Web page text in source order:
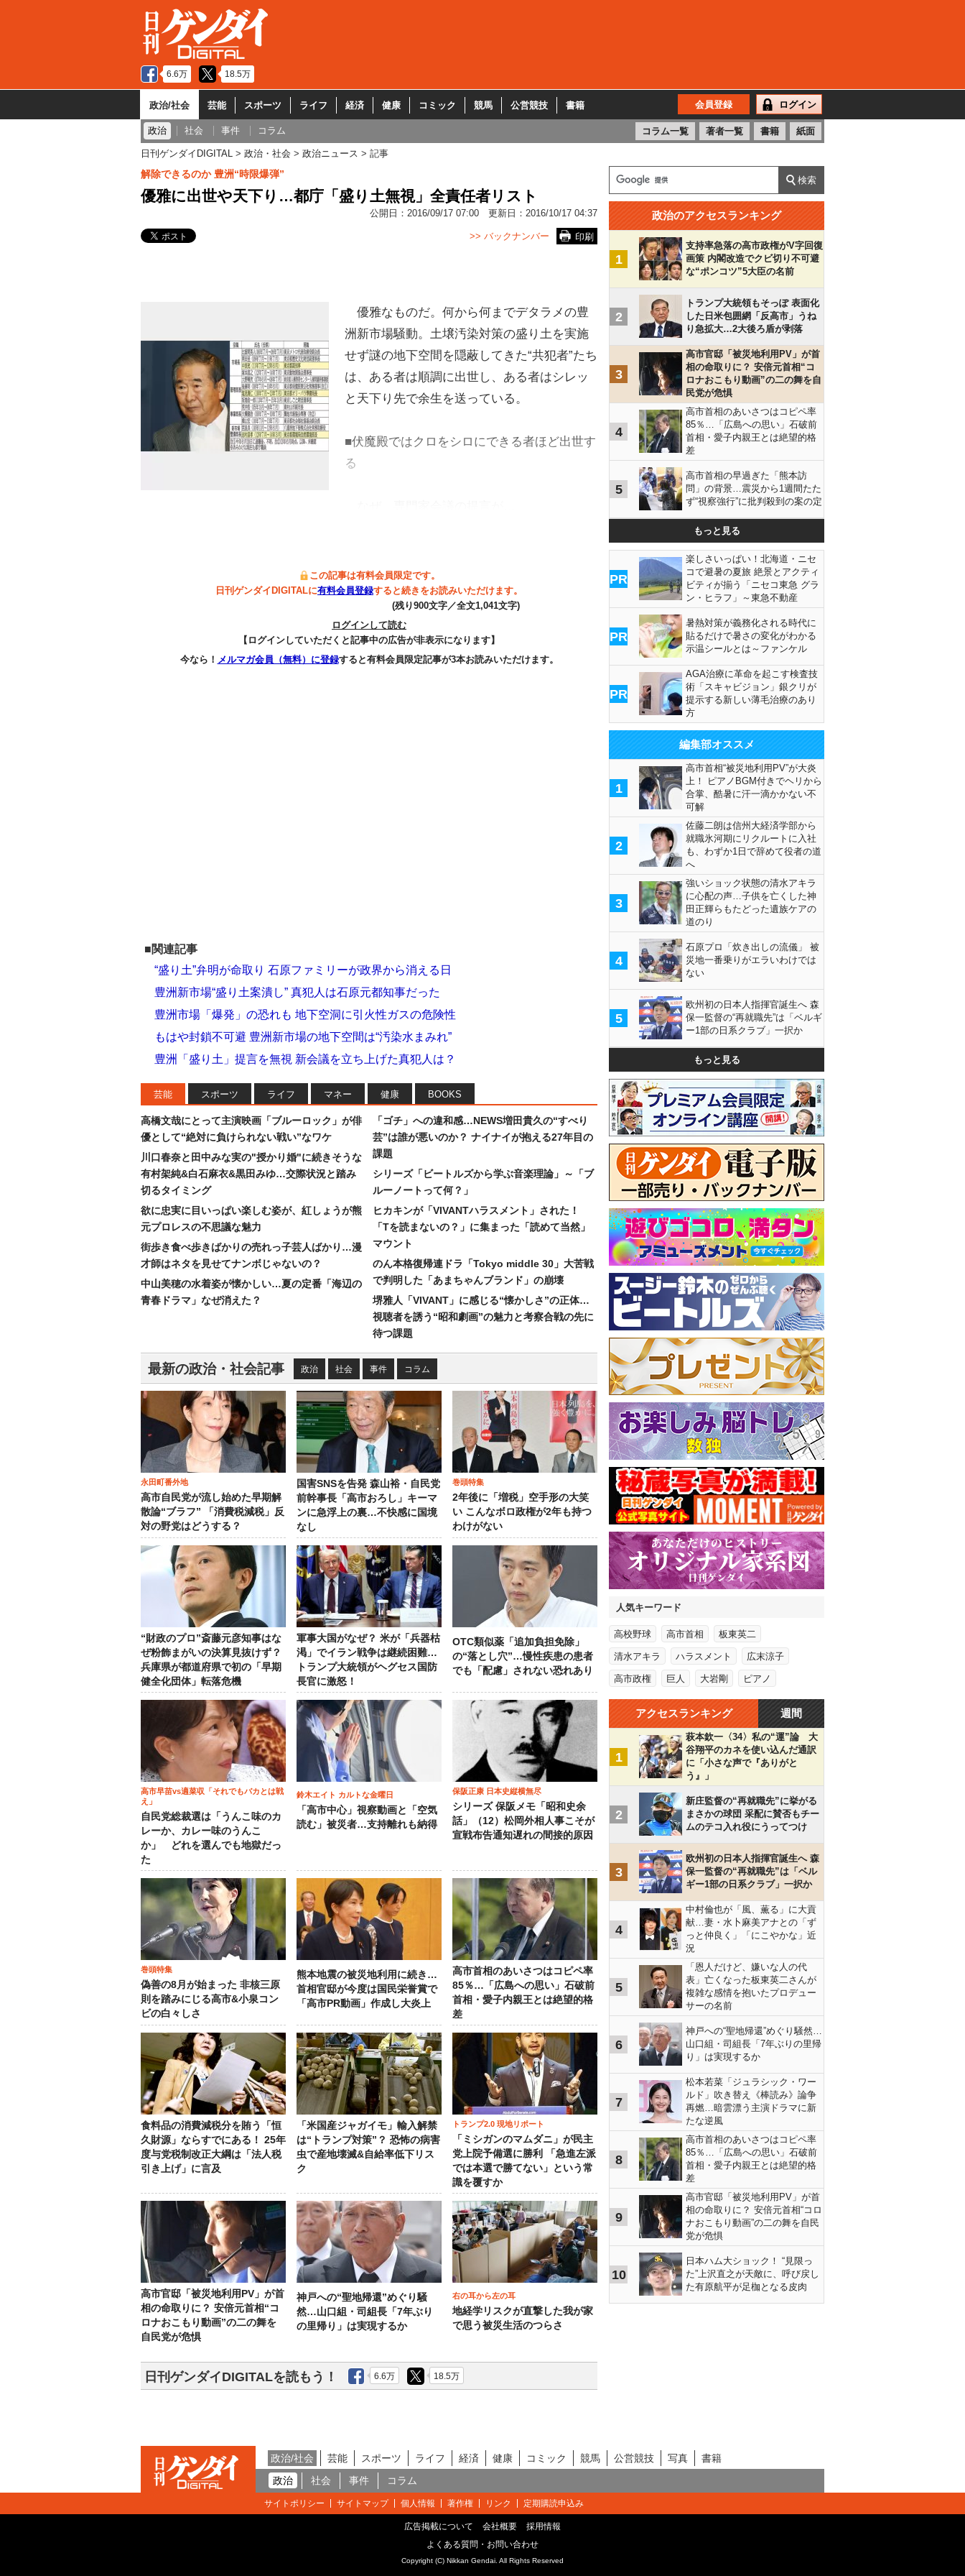
6.6万 18.5万
政治/社会 芸能 スポーツ ライフ 経済 健康 コミック 競馬 公営競技 書籍 会員登録 ログイン
政治 社会 事件 コラム コラム一覧 著者一覧 書籍 紙面
日刊ゲンダイDIGITAL 政治・社会 政治ニュース 記事
解除できるのか 豊洲“時限爆弾”
優雅に出世や天下り…都庁「盛り土無視」全責任者リスト
公開日： 2016/09/17 07:00 更新日： 2016/10/17 04:37
印刷
>> バックナンバー
優雅なものだ。何から何までデタラメの豊
洲新市場騒動。土壌汚染対策の盛り土を実施
せず謎の地下空間を隠蔽してきた“共犯者”たち
は、ある者は順調に出世し、ある者はシレッ
と天下り先で余生を送っている。
■伏魔殿ではクロをシロにできる者ほど出世す
る
この記事は有料会員限定です。
日刊ゲンダイDIGITALに有料会員登録すると続きをお読みいただけます。
(残り900文字／全文1,041文字)
ログインして読む
【ログインしていただくと記事中の広告が非表示になります】
今なら！ メルマガ会員（無料）に登録すると有料会員限定記事が3本お読みいただけます。
■関連記事
“盛り土”弁明が命取り 石原ファミリーが政界から消える日
豊洲新市場“盛り土案潰し” 真犯人は石原元都知事だった
豊洲市場「爆発」の恐れも 地下空洞に引火性ガスの危険性
もはや封鎖不可避 豊洲新市場の地下空間は“汚染水まみれ”
豊洲「盛り土」提言を無視 新会議を立ち上げた真犯人は？
芸能 スポーツ ライフ マネー 健康 BOOKS
高橋文哉にとって主演映画「ブルーロック」が俳
優として“絶対に負けられない戦い”なワケ
川口春奈と田中みな実の"授かり婚"に続きそうな
有村架純&白石麻衣&黒田みゆ…交際状況と踏み
切るタイミング
欲に忠実に目いっぱい楽しむ姿が、紅しょうが熊
元プロレスの不思議な魅力
街歩き食べ歩きばかりの売れっ子芸人ばかり…漫
才師はネタを見せてナンボじゃないの？
中山美穂の水着姿が懐かしい…夏の定番「海辺の
青春ドラマ」なぜ消えた？
「ゴチ」への違和感…NEWS増田貴久の“すべり
芸”は誰が悪いのか？ ナイナイが抱える27年目の
課題
シリーズ「ビートルズから学ぶ音楽理論」～「ブ
ルーノートって何？」
ヒカキンが「VIVANTハラスメント」された！
「Tを読まないの？」に集まった「読めて当然」
マウント
のん本格復帰連ドラ「Tokyo middle 30」大苦戦
で判明した「あまちゃんブランド」の崩壊
堺雅人「VIVANT」に感じる“懐かしさ”の正体…
視聴者を誘う“昭和劇画”の魅力と考察合戦の先に
待つ課題
最新の政治・社会記事 政治 社会 事件 コラム
永田町番外地
高市自民党が流し始めた早期解
散論“ブラフ” 「消費税減税」反
対の野党はどうする？
国害SNSを告発 森山裕・自民党
前幹事長「高市おろし」キーマ
ンに急浮上の裏…不快感に国境
なし
巻頭特集
2年後に「増税」空手形の大笑
い こんなボロ政権が2年も持つ
わけがない
“財政のプロ”斎藤元彦知事はな
ぜ粉飾まがいの決算見抜けず？
兵庫県が都道府県で初の「早期
健全化団体」転落危機
軍事大国がなぜ？ 米が「兵器枯
渇」でイラン戦争は継続困難…
トランプ大統領がヘグセス国防
長官に激怒！
OTC類似薬「追加負担免除」
の“落とし穴”…慢性疾患の患者
でも「配慮」されない恐れあり
高市早苗vs適菜収「それでもバカとは戦
え」
自民党総裁選は「うんこ味のカ
レーか、カレー味のうんこ
か」 どれを選んでも地獄だっ
た
鈴木エイト カルトな金曜日
「高市中心」視察動画と「空気
読む」被災者…支持離れも納得
保阪正康 日本史縦横無尽
シリーズ 保阪メモ「昭和史余
話」（12）松岡外相人事こそが
宣戦布告通知遅れの間接的原因
巻頭特集
偽善の8月が始まった 非核三原
則を踏みにじる高市&小泉コン
ビの白々しさ
熊本地震の被災地利用に続き…
首相官邸が今度は国民栄誉賞で
「高市PR動画」作成し大炎上
高市首相のあいさつはコピペ率
85％…「広島への思い」石破前
首相・愛子内親王とは絶望的格
差
食料品の消費減税分を賄う「恒
久財源」ならすでにある！ 25年
度与党税制改正大綱は「法人税
引き上げ」に言及
「米国産ジャガイモ」輸入解禁
は“トランプ対策”？ 恐怖の病害
虫で産地壊滅&自給率低下リス
ク
トランプ2.0 現地リポート
「ミシガンのマムダニ」が民主
党上院予備選に勝利 「急進左派
では本選で勝てない」という常
識を覆すか
高市官邸「被災地利用PV」が首
相の命取りに？ 安倍元首相“コ
ロナおこもり動画”の二の舞を
自民党が危惧
神戸への“聖地帰還”めぐり騒
然…山口組・司組長「7年ぶり
の里帰り」は実現するか
右の耳から左の耳
地経学リスクが直撃した我が家
で思う被災生活のつらさ
日刊ゲンダイDIGITALを読もう！ 6.6万 18.5万
政治のアクセスランキング
1
支持率急落の高市政権がV字回復
画策 内閣改造でクビ切り不可避
な“ポンコツ”5大臣の名前
2
トランプ大統領もそっぽ 表面化
した日米包囲網「反高市」うね
り急拡大…2大後ろ盾が剥落
3
高市官邸「被災地利用PV」が首
相の命取りに？ 安倍元首相“コ
ロナおこもり動画”の二の舞を自
民党が危惧
4
高市首相のあいさつはコピペ率
85％…「広島への思い」石破前
首相・愛子内親王とは絶望的格
差
5
高市首相の早過ぎた「熊本訪
問」の背景…震災から1週間たた
ず“視察強行”に批判殺到の案の定
もっと見る
PR
楽しさいっぱい！北海道・ニセ
コで避暑の夏旅 絶景とアクティ
ビティが揃う「ニセコ東急 グラ
ン・ヒラフ」～東急不動産
PR
暑熱対策が義務化される時代に
貼るだけで暑さの変化がわかる
示温シールとは～ファンケル
PR
AGA治療に革命を起こす検査技
術「スキャビジョン」銀クリが
提示する新しい薄毛治療のあり
方
編集部オススメ
1
高市首相“被災地利用PV”が大炎
上！ ピアノBGM付きでヘリから
合掌、酷暑に汗一滴かかない不
可解
2
佐藤二朗は信州大経済学部から
就職氷河期にリクルートに入社
も、わずか1日で辞めて役者の道
へ
3
強いショック状態の清水アキラ
に心配の声…子供を亡くした神
田正輝らもたどった遺族ケアの
道のり
4
石原プロ「炊き出しの流儀」 被
災地一番乗りがエラいわけでは
ない
5
欧州初の日本人指揮官誕生へ 森
保一監督の“再就職先”は「ベルギ
ー1部の日系クラブ」一択か
もっと見る
人気キーワード
高校野球 高市首相 板東英二
清水アキラ ハラスメント 広末涼子
高市政権 巨人 大岩剛 ピアノ
アクセスランキング 週間
1
萩本欽一〈34〉私の“運”論 大
谷翔平のカネを使い込んだ通訳
に「小さな声で『ありがと
う』」
2
新庄監督の“再就職先”に挙がる
まさかの球団 采配に賛否もチー
ムのテコ入れ役にうってつけ
3
欧州初の日本人指揮官誕生へ 森
保一監督の“再就職先”は「ベル
ギー1部の日系クラブ」一択か
4
中村倫也が「風、薫る」に大貢
献…妻・水卜麻美アナとの「ず
っと仲良く」「にこやかな」近
況
5
「恩人だけど、嫌いな人の代
表」亡くなった板東英二さんが
複雑な感情を抱いたプロデュー
サーの名前
6
神戸への“聖地帰還”めぐり騒然…
山口組・司組長「7年ぶりの里帰
り」は実現するか
7
松本若菜「ジュラシック・ワー
ルド」吹き替え《棒読み》論争
再燃…暗雲漂う主演ドラマに新
たな逆風
8
高市首相のあいさつはコピペ率
85％…「広島への思い」石破前
首相・愛子内親王とは絶望的格
差
9
高市官邸「被災地利用PV」が首
相の命取りに？ 安倍元首相“コロ
ナおこもり動画”の二の舞を自民
党が危惧
10
日本ハム大ショック！ “見限っ
た”上沢直之が天敵に、呼び戻し
た有原航平が足枷となる皮肉
政治/社会 芸能 スポーツ ライフ 経済 健康 コミック 競馬 公営競技 写真
書籍
政治
社会 事件 コラム
サイトポリシー サイトマップ 個人情報 著作権 リンク 定期購読申込み
広告掲載について 会社概要
採用情報
よくある質問・お問い合わせ
Copyright (C) Nikkan Gendai. All Rights Reserved